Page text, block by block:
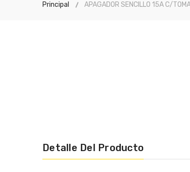
Principal APAGADOR SENCILLO 15A C/
Detalle Del Producto